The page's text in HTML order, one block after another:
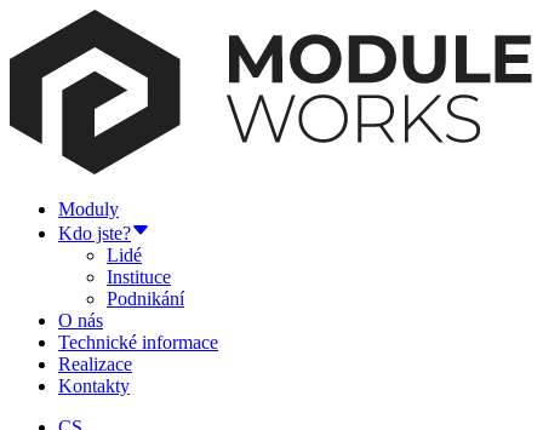
Moduly
Kdo jste?
Lidé
Instituce
Podnikání
O nás
Technické informace
Realizace
Kontakty